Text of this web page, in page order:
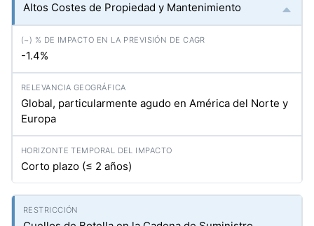
Altos Costes de Propiedad y Mantenimiento
-1.4%
Global, particularmente agudo en América del Norte y
Europa
Corto plazo (≤ 2 años)